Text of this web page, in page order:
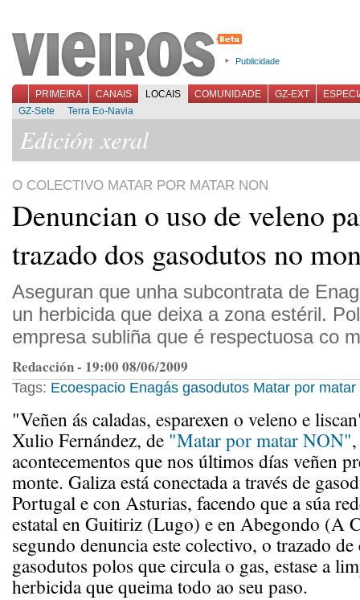
Publicidade
PRIMEIRA CANAIS LOCAIS COMUNIDADE GZ-EXT
GZ-Sete
Terra Eo-Navia
Edición xeral
O COLECTIVO MATAR POR MATAR NON
Denuncian o uso de veleno
trazado dos gasodutos no
Aseguran que unha subcontrata de
un herbicida que deixa a zona estéril.
empresa subliña que é respectuosa co
Redacción - 19:00 08/06/2009
Tags: Ecoespacio Enagás gasodutos Matar por matar
"Veñen ás caladas, esparexen o veleno e
Xulio Fernández, de "Matar por matar NON"
acontecementos que nos últimos días veñen
monte. Galiza está conectada a través de
Portugal e con Asturias, facendo que a súa
estatal en Guitiriz (Lugo) e en Abegondo (A
segundo denuncia este colectivo, o trazado de
gasodutos polos que circula o gas, estase a
herbicida que queima todo ao seu paso.